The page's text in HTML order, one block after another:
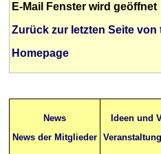
E-Mail Fenster wird geöffnet
Zurück zur letzten Seite von
Homepage
News
News der Mitglieder
Ideen und